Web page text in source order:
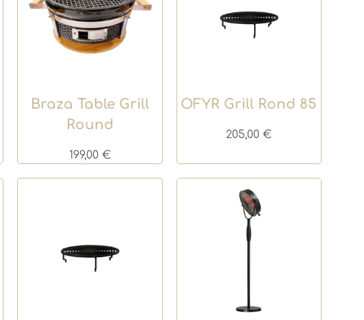
Braza Table Grill
Round
199,00 €
OFYR Grill Rond 85
205,00€